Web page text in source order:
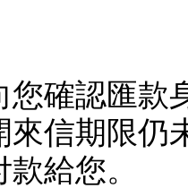
您確認匯款
來信期限仍
給您。